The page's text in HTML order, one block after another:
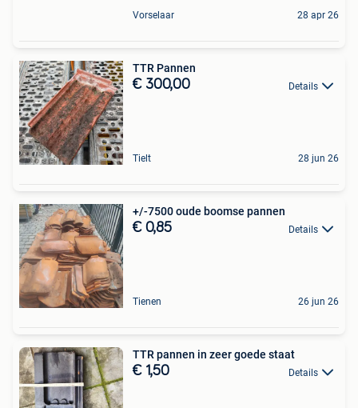
Vorselaar 28 apr 26
TTR Pannen
€ 300,00 Details
Tielt 28 jun 26
+/-7500 oude boomse pannen
€ 0,85 Details
Tienen 26 jun 26
TTR pannen in zeer goede staat
€ 1,50 Details